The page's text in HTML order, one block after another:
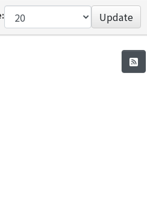
Update